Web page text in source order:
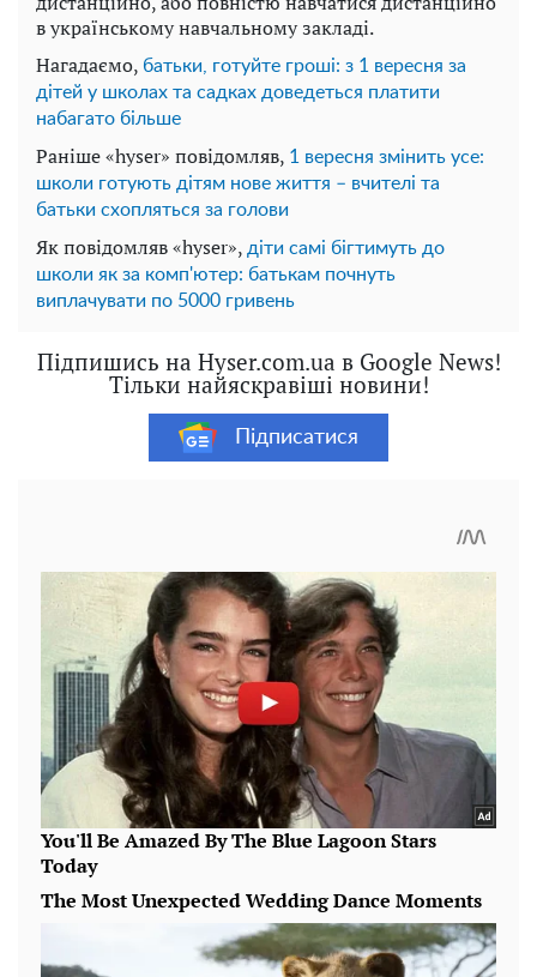
в українському навчальному закладі.
Нагадаємо, батьки, готуйте гроші: з 1 вересня за
дітей у школах та садках доведеться платити
набагато більше
Раніше «hyser» повідомляв, 1 вересня змінить усе:
школи готують дітям нове життя – вчителі та
батьки схопляться за голови
Як повідомляв «hyser», діти самі бігтимуть до
школи як за комп'ютер: батькам почнуть
виплачувати по 5000 гривень
Підпишись на Hyser.com.ua в Google News!
Тільки найяскравіші новини!
Підписатися